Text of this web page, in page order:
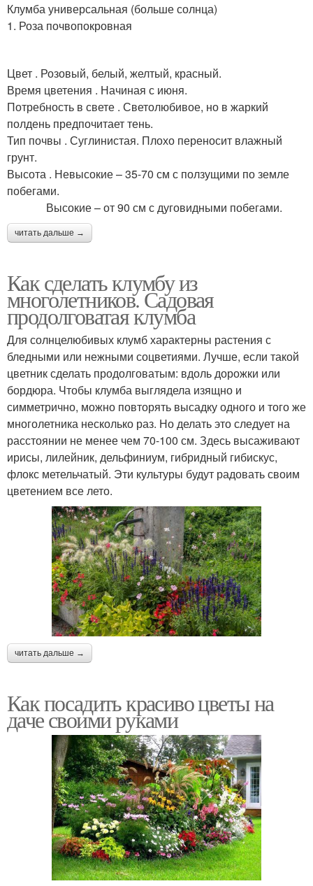
Клумба универсальная (больше солнца)
1. Роза почвопокровная
Цвет . Розовый, белый, желтый, красный.
Время цветения . Начиная с июня.
Потребность в свете . Светолюбивое, но в жаркий
полдень предпочитает тень.
Тип почвы . Суглинистая. Плохо переносит влажный
грунт.
Высота . Невысокие – 35-70 см с ползущими по земле
побегами.
Высокие – от 90 см с дуговидными побегами.
читать дальше →
Как сделать клумбу из
многолетников. Садовая
продолговатая клумба
Для солнцелюбивых клумб характерны растения с
бледными или нежными соцветиями. Лучше, если такой
цветник сделать продолговатым: вдоль дорожки или
бордюра. Чтобы клумба выглядела изящно и
симметрично, можно повторять высадку одного и того же
многолетника несколько раз. Но делать это следует на
расстоянии не менее чем 70-100 см. Здесь высаживают
ирисы, лилейник, дельфиниум, гибридный гибискус,
флокс метельчатый. Эти культуры будут радовать своим
цветением все лето.
читать дальше →
Как посадить красиво цветы на
даче своими руками